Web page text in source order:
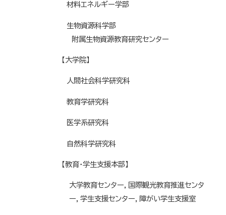
材料エネルギー学部
生物資源科学部
附属生物資源教育研究センター
【大学院】
人間社会科学研究科
教育学研究科
医学系研究科
自然科学研究科
【教育・学生支援本部】
大学教育センター，国際観光教育推進センタ
ー，学生支援センター，障がい学生支援室